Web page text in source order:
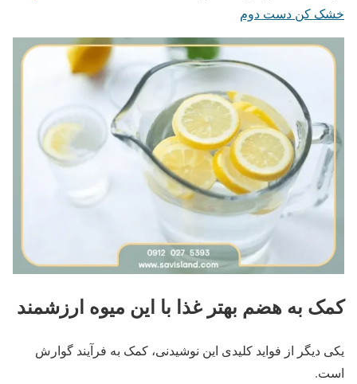
خشک کن دست دوم
کمک به هضم بهتر غذا با این میوه ارزشمند
یکی دیگر از فواید کلیدی این نوشیدنی، کمک به فرآیند گوارش
است.